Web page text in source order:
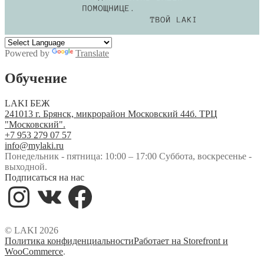
Powered by Translate
Обучение
LAKI БЕЖ
241013 г. Брянск, микрорайон Московский 44б. ТРЦ
"Московский".
+7 953 279 07 57
info@mylaki.ru
Понедельник - пятница: 10:00 – 17:00 Суббота, воскресенье -
выходной.
Подписаться на нас
Instagram
Facebook
© LAKI 2026
Политика конфиденциальностиРаботает на Storefront и
WooCommerce.